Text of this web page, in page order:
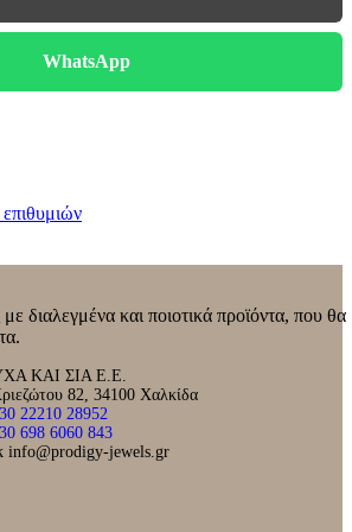
WhatsApp
διαλεγμένα και ποιοτικά προϊόντα, που θα
ΚΑΙ ΣΙΑ Ε.Ε.
82, 34100 Χαλκίδα
22210 28952
698 6060 843
info@prodigy-jewels.gr